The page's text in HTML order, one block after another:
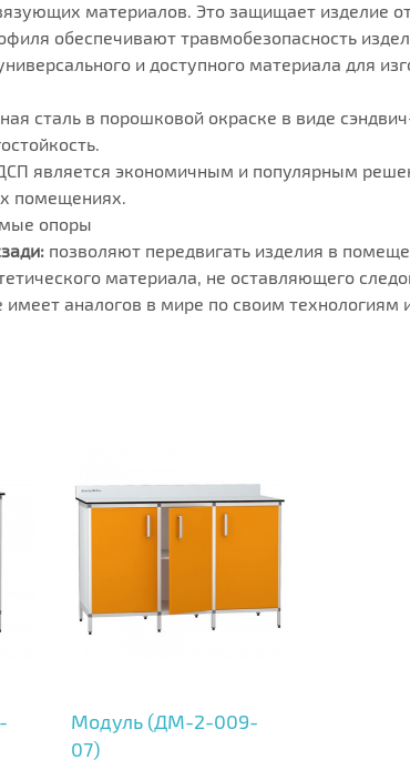
материалов. Это защищает изделие
обеспечивают травмобезопасность
и доступного материала для
сталь в порошковой окраске в виде
является экономичным и популярным
помещениях.
опоры
позволяют передвигать изделия в
материала, не оставляющего
имеет аналогов в мире по своим технологиям
Модуль (ДМ-2-009-
07)